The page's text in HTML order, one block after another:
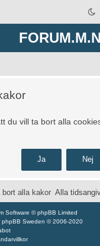
du vill ta bort alla
Alla
bort alla kakor
Software © phpBB Limited
phpBB Sweden © 2006-2020